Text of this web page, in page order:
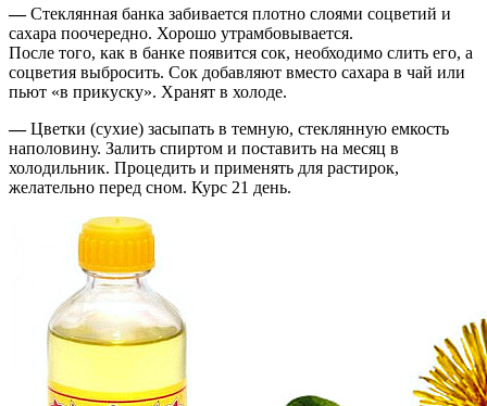
—Стеклянная банка забивается плотно слоями соцветий и
сахара поочередно. Хорошо утрамбовывается.
После того, как в банке появится сок, необходимо слить его, а
соцветия выбросить. Сок добавляют вместо сахара в чай или
пьют «в прикуску». Хранят в холоде.
—Цветки (сухие) засыпать в темную, стеклянную емкость
наполовину. Залить спиртом и поставить на месяц в
холодильник. Процедить и применять для растирок,
желательно перед сном. Курс 21 день.